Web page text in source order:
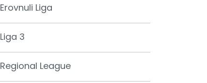
Erovnuli Liga
Liga 3
Regional League